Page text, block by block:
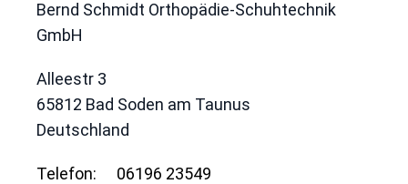
Bernd Schmidt Orthopädie-Schuhtechnik
GmbH
Alleestr 3
65812 Bad Soden am Taunus
Deutschland
Telefon: 06196 23549